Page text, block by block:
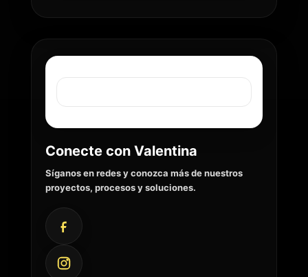
Conecte con Valentina
Síganos en redes y conozca más de nuestros
proyectos, procesos y soluciones.